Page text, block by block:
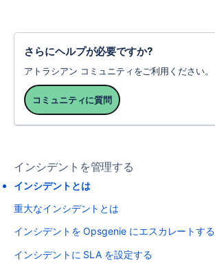
さらにヘルプが必要ですか?
アトラシアン コミュニティをご利用ください。
コミュニティに質問
インシデントを管理する
インシデントとは
重大なインシデントとは
インシデントを Opsgenie にエスカレートする
インシデントに SLA を設定する